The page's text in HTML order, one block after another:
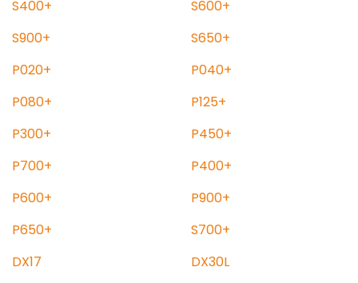
S400+
S600+
S900+
S650+
P020+
P040+
P080+
P125+
P300+
P450+
P700+
P400+
P600+
P900+
P650+
S700+
DX17
DX30L